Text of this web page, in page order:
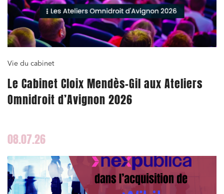
Vie du cabinet
Le Cabinet Cloix Mendès-Gil aux Ateliers
Omnidroit d’Avignon 2026
08.07.26